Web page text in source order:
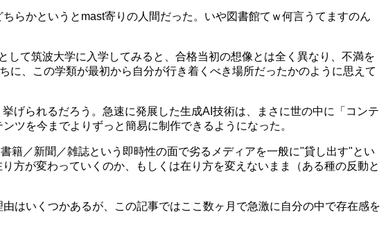
らかというとmast寄りの人間だった。いや図書館てｗ何言うてますのん
て筑波大学に入学してみると、合格当初の想像とは全く異なり、不満を
、この学類が最初から自分が行き着くべき場所だったかのように思えて
げられるだろう。急速に発展した生成AI技術は、まさに世の中に「コンテ
ツを今までよりずっと簡易に制作できるようになった。
籍／新聞／雑誌という即時性の面で劣るメディアを一般に"貸し出す"とい
方が変わっていくのか、もしくは在り方を変えないまま（ある種の反動と
はいくつかあるが、この記事ではここ数ヶ月で急激に自分の中で存在感を